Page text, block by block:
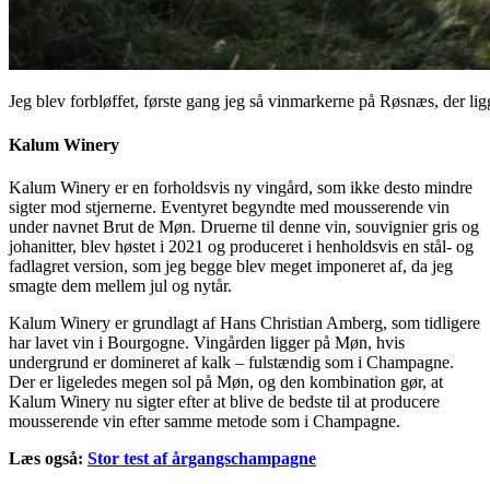
Jeg blev forbløffet, første gang jeg så vinmarkerne på Røsnæs, der
Kalum Winery
Kalum Winery er en forholdsvis ny vingård, som ikke desto mindre
sigter mod stjernerne. Eventyret begyndte med mousserende vin
under navnet Brut de Møn. Druerne til denne vin, souvignier gris og
johanitter, blev høstet i 2021 og produceret i henholdsvis en stål- og
fadlagret version, som jeg begge blev meget imponeret af, da jeg
smagte dem mellem jul og nytår.
Kalum Winery er grundlagt af Hans Christian Amberg, som tidligere
har lavet vin i Bourgogne. Vingården ligger på Møn, hvis
undergrund er domineret af kalk – fulstændig som i Champagne.
Der er ligeledes megen sol på Møn, og den kombination gør, at
Kalum Winery nu sigter efter at blive de bedste til at producere
mousserende vin efter samme metode som i Champagne.
Læs også: Stor test af årgangschampagne